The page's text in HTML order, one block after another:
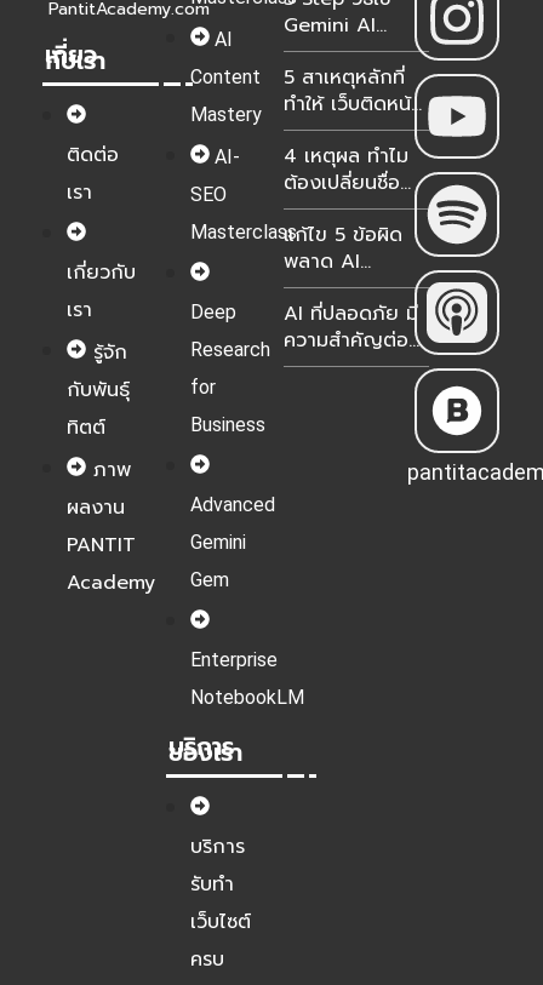
PantitAcademy.com
เกี่ยว
กับเรา
ติดต่อ
เรา
เกี่ยวกับ
เรา
รู้จัก
กับพันธุ์
ทิตต์
ภาพ
ผลงาน
PANTIT
Academy
AI
Content
Mastery
AI-
SEO
Masterclass
Deep
Research
for
Business
Advanced
Gemini
Gem
Enterprise
NotebookLM
บริการ
ของเรา
บริการ
รับทำ
เว็บไซต์
ครบ
ในปี 2026-2027
Gemini AI
วิเคราะห์ Google
Analytics &
Search
Console แม่นยำ
100%
5 สาเหตุหลักที่
ทำให้ เว็บติดหน้า
แรกแต่ขายไม่ได้?
4 เหตุผล ทำไม
ต้องเปลี่ยนชื่อ
NotebookLM
เป็น Gemini
Notebook?
แก้ไข 5 ข้อผิด
พลาด AI
Transformation
ธุรกิจไทย 2026
AI ที่ปลอดภัย มี
ความสำคัญต่อ
องค์กรอย่างไร?